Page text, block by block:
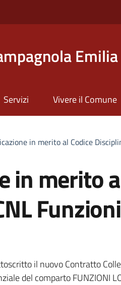
Emilia
Servizi Vivere il Comune
in merito al Codice
in merito
il nuovo Contratto
del comparto FUNZIONI